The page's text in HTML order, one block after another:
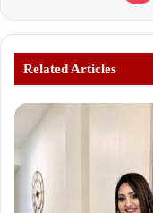
Related Articles